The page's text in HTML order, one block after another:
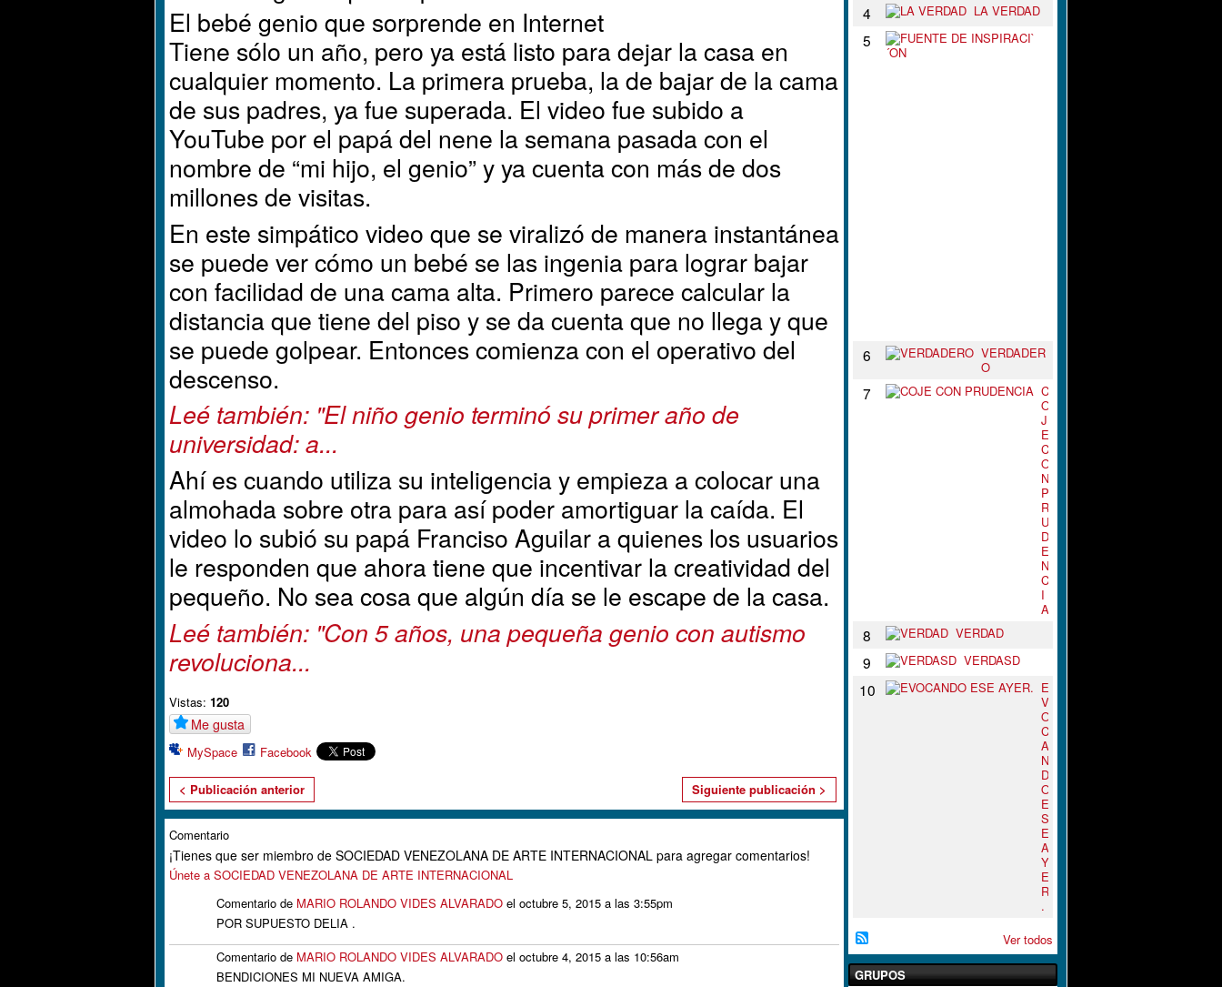
El bebé genio que sorprende en Internet
Tiene sólo un año, pero ya está listo para dejar la casa en
cualquier momento. La primera prueba, la de bajar de la cama
de sus padres, ya fue superada. El video fue subido a
YouTube por el papá del nene la semana pasada con el
nombre de “mi hijo, el genio” y ya cuenta con más de dos
millones de visitas.
En este simpático video que se viralizó de manera instantánea
se puede ver cómo un bebé se las ingenia para lograr bajar
con facilidad de una cama alta. Primero parece calcular la
distancia que tiene del piso y se da cuenta que no llega y que
se puede golpear. Entonces comienza con el operativo del
descenso.
Leé también: "El niño genio terminó su primer año de
universidad: a...
Ahí es cuando utiliza su inteligencia y empieza a colocar una
almohada sobre otra para así poder amortiguar la caída. El
video lo subió su papá Franciso Aguilar a quienes los usuarios
le responden que ahora tiene que incentivar la creatividad del
pequeño. No sea cosa que algún día se le escape de la casa.
Leé también: "Con 5 años, una pequeña genio con autismo
revoluciona...
Vistas: 120
Me gusta
MySpace Facebook
< Publicación anterior Siguiente publicación >
Comentario
¡Tienes que ser miembro de SOCIEDAD VENEZOLANA DE ARTE INTERNACIONAL para agregar comentarios!
Únete a SOCIEDAD VENEZOLANA DE ARTE INTERNACIONAL
Comentario de MARIO ROLANDO VIDES ALVARADO el octubre 5, 2015 a las 3:55pm
POR SUPUESTO DELIA .
Comentario de MARIO ROLANDO VIDES ALVARADO el octubre 4, 2015 a las 10:56am
BENDICIONES MI NUEVA AMIGA.
4 LA VERDAD
5
6
VERDADER
O
7
C
O
J
E
C
O
N
P
R
U
D
E
N
C
I
8 VERDAD
9 VERDASD
10
E
V
O
C
A
N
D
O
E
S
E
A
Y
E
R
.
Ver todos
GRUPOS